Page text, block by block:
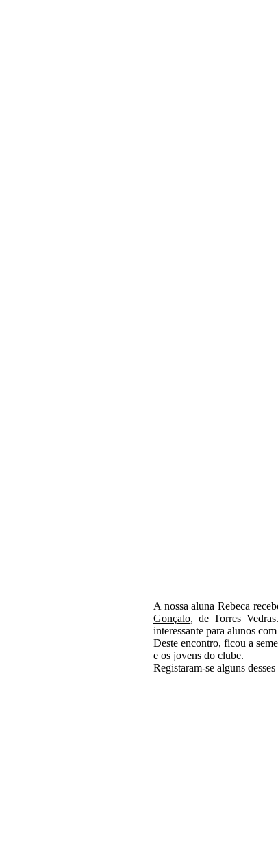
A nossa aluna Rebeca
Gonçalo, de Torres
interessante para alunos
Deste encontro, ficou a
e os jovens do clube.
Registaram-se alguns